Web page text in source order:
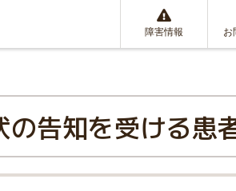
障害情報 お
の告知を受ける患